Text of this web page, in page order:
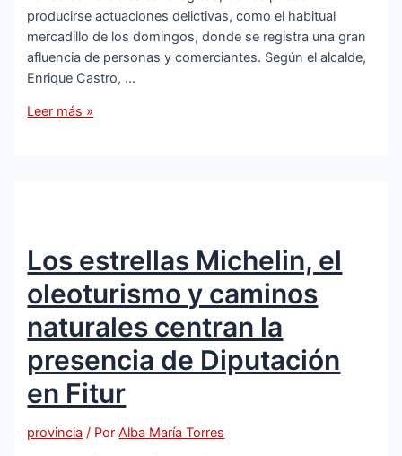
producirse actuaciones delictivas, como el habitual
mercadillo de los domingos, donde se registra una gran
afluencia de personas y comerciantes. Según el alcalde,
Enrique Castro, …
La
zonas
comerciales
para
prevenir
delitos
Leer más »
Los estrellas Michelin, el
oleoturismo y caminos
naturales centran la
presencia de Diputación
en Fitur
provincia / PorAlba María Torres